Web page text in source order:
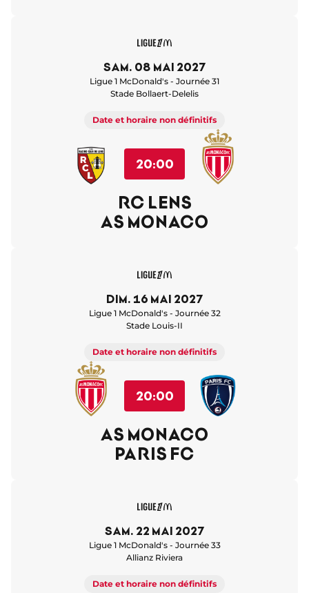
sam. 08 mai 2027
Ligue 1 McDonald's - Journée 31
Stade Bollaert-Delelis
Date et horaire non définitifs
20:00
RC LENS
AS MONACO
dim. 16 mai 2027
Ligue 1 McDonald's - Journée 32
Stade Louis-II
Date et horaire non définitifs
20:00
AS MONACO
PARIS FC
sam. 22 mai 2027
Ligue 1 McDonald's - Journée 33
Allianz Riviera
Date et horaire non définitifs